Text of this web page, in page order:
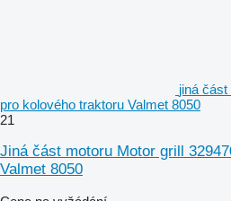
jiná
pro kolového traktoru Valmet 8050
21
Jiná část motoru Motor grill
Valmet 8050